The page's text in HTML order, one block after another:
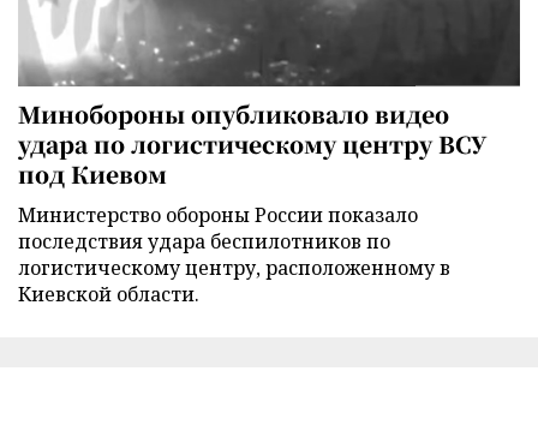
Минобороны опубликовало видео
удара по логистическому центру ВСУ
под Киевом
Министерство обороны России показало
последствия удара беспилотников по
логистическому центру, расположенному в
Киевской области.